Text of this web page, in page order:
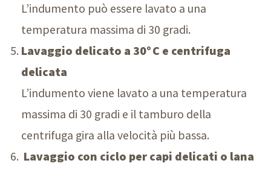
L’indumento può essere lavato a una
temperatura massima di 30 gradi.
Lavaggio delicato a 30° C e centrifuga
delicata
L’indumento viene lavato a una temperatura
massima di 30 gradi e il tamburo della
centrifuga gira alla velocità più bassa.
Lavaggio con ciclo per capi delicati o lana